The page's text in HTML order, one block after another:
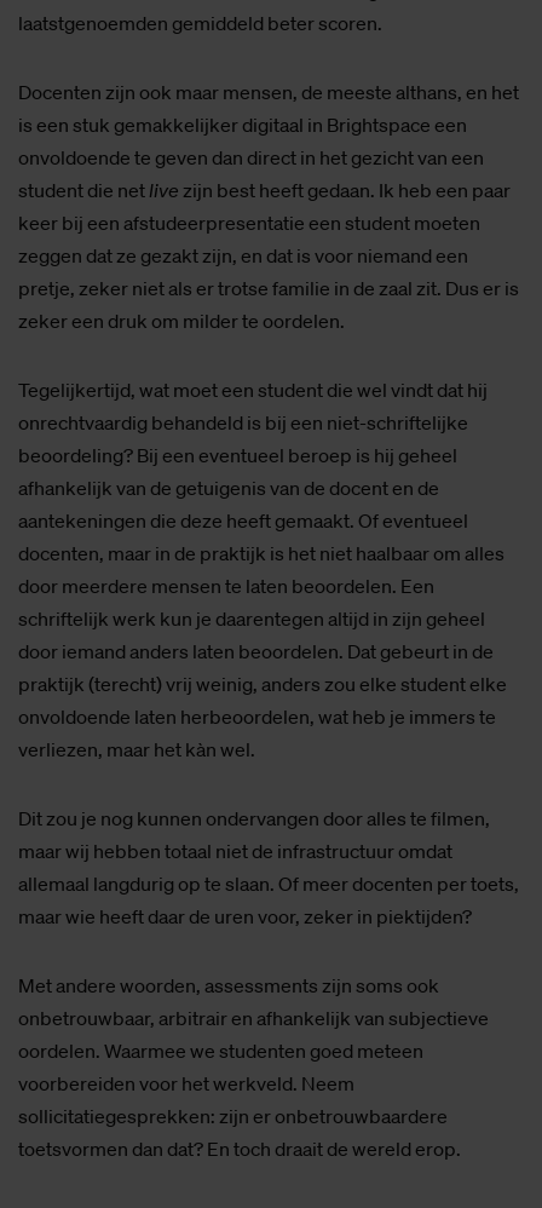
laatstgenoemden gemiddeld beter scoren.
Docenten zijn ook maar mensen, de meeste althans, en het
is een stuk gemakkelijker digitaal in Brightspace een
onvoldoende te geven dan direct in het gezicht van een
student die net live zijn best heeft gedaan. Ik heb een paar
keer bij een afstudeerpresentatie een student moeten
zeggen dat ze gezakt zijn, en dat is voor niemand een
pretje, zeker niet als er trotse familie in de zaal zit. Dus er is
zeker een druk om milder te oordelen.
Tegelijkertijd, wat moet een student die wel vindt dat hij
onrechtvaardig behandeld is bij een niet-schriftelijke
beoordeling? Bij een eventueel beroep is hij geheel
afhankelijk van de getuigenis van de docent en de
aantekeningen die deze heeft gemaakt. Of eventueel
docenten, maar in de praktijk is het niet haalbaar om alles
door meerdere mensen te laten beoordelen. Een
schriftelijk werk kun je daarentegen altijd in zijn geheel
door iemand anders laten beoordelen. Dat gebeurt in de
praktijk (terecht) vrij weinig, anders zou elke student elke
onvoldoende laten herbeoordelen, wat heb je immers te
verliezen, maar het kàn wel.
Dit zou je nog kunnen ondervangen door alles te filmen,
maar wij hebben totaal niet de infrastructuur omdat
allemaal langdurig op te slaan. Of meer docenten per toets,
maar wie heeft daar de uren voor, zeker in piektijden?
Met andere woorden, assessments zijn soms ook
onbetrouwbaar, arbitrair en afhankelijk van subjectieve
oordelen. Waarmee we studenten goed meteen
voorbereiden voor het werkveld. Neem
sollicitatiegesprekken: zijn er onbetrouwbaardere
toetsvormen dan dat? En toch draait de wereld erop.